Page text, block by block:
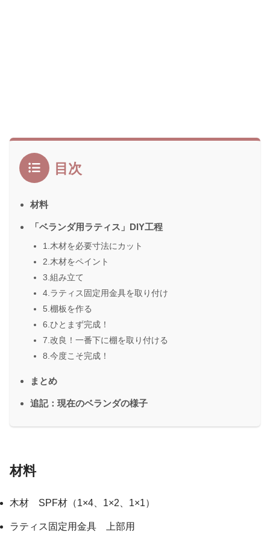
目次
材料
「ベランダ用ラティス」DIY工程
1.木材を必要寸法にカット
2.木材をペイント
3.組み立て
4.ラティス固定用金具を取り付け
5.棚板を作る
6.ひとまず完成！
7.改良！一番下に棚を取り付ける
8.今度こそ完成！
まとめ
追記：現在のベランダの様子
材料
木材 SPF材（1×4、1×2、1×1）
ラティス固定用金具 上部用